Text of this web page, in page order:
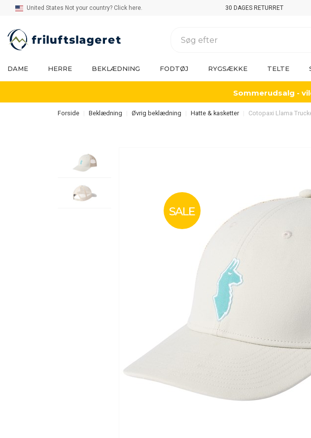
United States Not your country? Click here. 30 DAGES RETURRET
DAME HERRE BEKLÆDNING FODTØJ RYGSÆKKE TELTE
Sommerudsalg -
Forside Beklædning Øvrig beklædning Hatte & kasketter Cotopaxi Llama
SALE